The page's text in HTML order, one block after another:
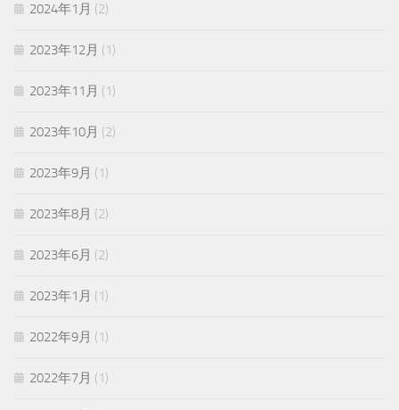
2024年1月 (2)
2023年12月 (1)
2023年11月 (1)
2023年10月 (2)
2023年9月 (1)
2023年8月 (2)
2023年6月 (2)
2023年1月 (1)
2022年9月 (1)
2022年7月 (1)